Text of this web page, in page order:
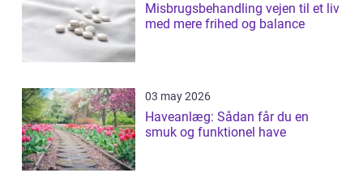
Misbrugsbehandling vejen til et liv
med mere frihed og balance
03 may 2026
Haveanlæg: Sådan får du en
smuk og funktionel have